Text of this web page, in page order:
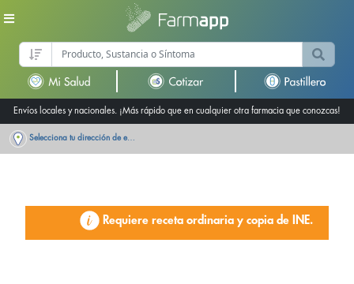
Envíos locales y nacionales. ¡Más rápido que en cualquier otra farmacia que conozcas!
Selecciona tu dirección de entrega
Requiere receta ordinaria y copia de INE.